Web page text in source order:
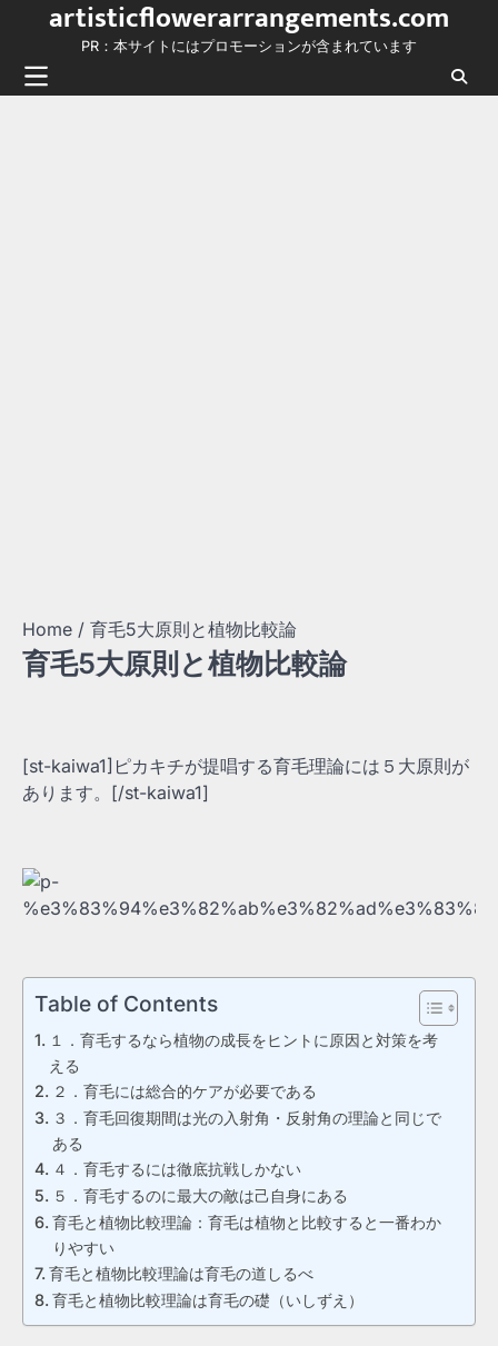
content
artisticflowerarrangements.com
PR：本サイトにはプロモーションが含まれています
Home 育毛5大原則と植物比較論
育毛5大原則と植物比較論
[st-kaiwa1]ピカキチが提唱する育毛理論には５大原則が
あります。[/st-kaiwa1]
Table of Contents
１．育毛するなら植物の成長をヒントに原因と対策を考
える
２．育毛には総合的ケアが必要である
３．育毛回復期間は光の入射角・反射角の理論と同じで
ある
４．育毛するには徹底抗戦しかない
５．育毛するのに最大の敵は己自身にある
育毛と植物比較理論：育毛は植物と比較すると一番わか
りやすい
育毛と植物比較理論は育毛の道しるべ
育毛と植物比較理論は育毛の礎（いしずえ）